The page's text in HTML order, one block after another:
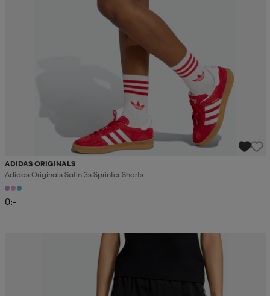
ADIDAS ORIGINALS
Adidas Originals Satin 3s Sprinter Shorts
0:-